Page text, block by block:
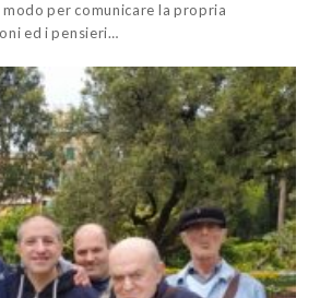
modo per comunicare la propria
ed i pensieri…